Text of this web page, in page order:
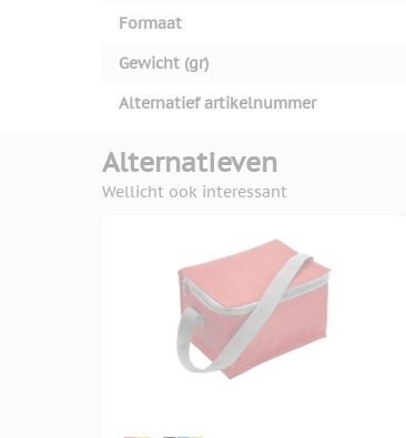
Formaat
Gewicht (gr)
Alternatief artikelnummer
Alternatieven
Wellicht ook interessant